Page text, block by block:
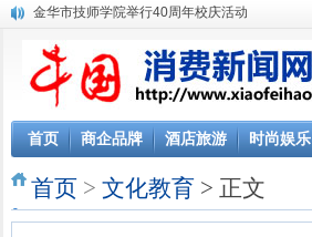
金华市技师学院举行40周年校庆活动
首页 商企品牌 酒店旅游 时尚娱乐
首页 > 文化教育 > 正文